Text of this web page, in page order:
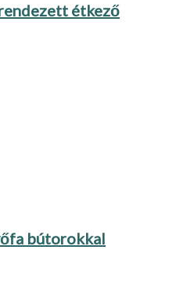
étkező
bútorokkal